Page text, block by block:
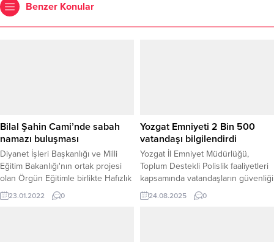
Benzer Konular
Bilal Şahin Cami’nde sabah
namazı buluşması
Diyanet İşleri Başkanlığı ve Milli
Eğitim Bakanlığı'nın ortak projesi
olan Örgün Eğitimle birlikte Hafızlık
Projesi kapsamında Yozgat Anadolu
İmam Lisesi Hafızlık Proje
23.01.2022 0
Yozgat Emniyeti 2 Bin 500
vatandaşı bilgilendirdi
Yozgat İl Emniyet Müdürlüğü,
Toplum Destekli Polislik faaliyetleri
kapsamında vatandaşların güvenliği
için bilgilendirme ve eğitim
çalışmalarını sürdürüyor. 2.495
24.08.2025 0